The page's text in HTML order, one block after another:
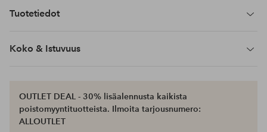
Tuotetiedot
Koko & Istuvuus
OUTLET DEAL - 30% lisäalennusta kaikista
poistomyyntituotteista. Ilmoita tarjousnumero:
ALLOUTLET